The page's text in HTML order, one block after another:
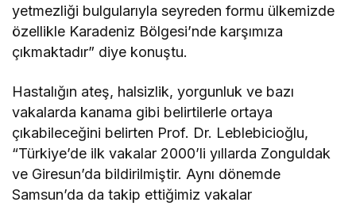
yetmezliği bulgularıyla seyreden formu ülkemizde
özellikle Karadeniz Bölgesi’nde karşımıza
çıkmaktadır” diye konuştu.
Hastalığın ateş, halsizlik, yorgunluk ve bazı
vakalarda kanama gibi belirtilerle ortaya
çıkabileceğini belirten Prof. Dr. Leblebicioğlu,
“Türkiye’de ilk vakalar 2000’li yıllarda Zonguldak
ve Giresun’da bildirilmiştir. Aynı dönemde
Samsun’da da takip ettiğimiz vakalar